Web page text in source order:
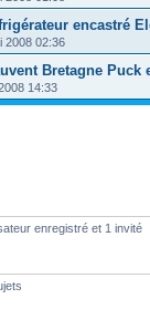
encastré
2008 02:36
Bretagne Puck
14:33
enregistré et 1 invité